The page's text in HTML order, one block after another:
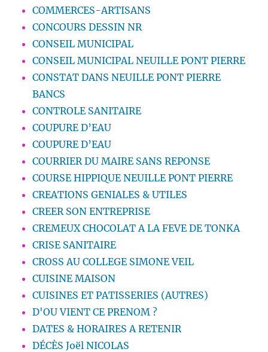
COMMERCES-ARTISANS
CONCOURS DESSIN NR
CONSEIL MUNICIPAL
CONSEIL MUNICIPAL NEUILLE PONT PIERRE
CONSTAT DANS NEUILLE PONT PIERRE
BANCS
CONTROLE SANITAIRE
COUPURE D’EAU
COUPURE D’EAU
COURRIER DU MAIRE SANS REPONSE
COURSE HIPPIQUE NEUILLE PONT PIERRE
CREATIONS GENIALES & UTILES
CREER SON ENTREPRISE
CREMEUX CHOCOLAT A LA FEVE DE TONKA
CRISE SANITAIRE
CROSS AU COLLEGE SIMONE VEIL
CUISINE MAISON
CUISINES ET PATISSERIES (AUTRES)
D'OU VIENT CE PRENOM ?
DATES & HORAIRES A RETENIR
DÉCÈS Joël NICOLAS